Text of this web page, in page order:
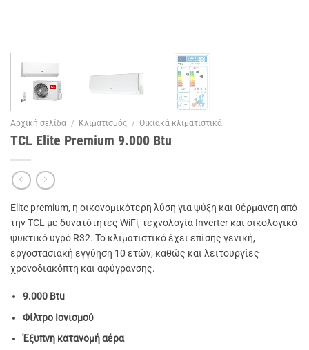
Αρχική σελίδα / Κλιματισμός / Οικιακά κλιματιστικά
TCL Elite Premium 9.000 Btu
Elite premium, η οικονομικότερη λύση για ψύξη και θέρμανση από
την TCL με δυνατότητες WiFi, τεχνολογία Inverter και οικολογικό
ψυκτικό υγρό R32. Το κλιματιστικό έχει επίσης γενική,
εργοστασιακή εγγύηση 10 ετών, καθώς και λειτουργίες
χρονοδιακόπτη και αφύγρανσης.
9.000 Btu
Φίλτρο Ιονισμού
Έξυπνη κατανομή αέρα